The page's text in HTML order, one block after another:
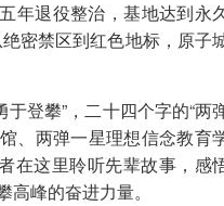
年退役整治，基地达到永
密禁区到红色地标，原子
登攀”，二十四个字的“两
、两弹一星理想信念教育
在这里聆听先辈故事，感
峰的奋进力量。